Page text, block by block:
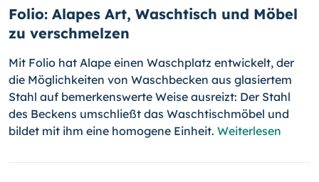
Folio: Alapes Art, Waschtisch und Möbel
zu verschmelzen
Mit Folio hat Alape einen Waschplatz ent­wi­ckelt, der
die Möglichkeiten von Waschbecken aus glasiertem
Stahl auf bemerkenswerte Weise ausreizt: Der Stahl
des Beckens umschließt das Waschtischmöbel und
bildet mit ihm eine homogene Einheit. Weiterlesen